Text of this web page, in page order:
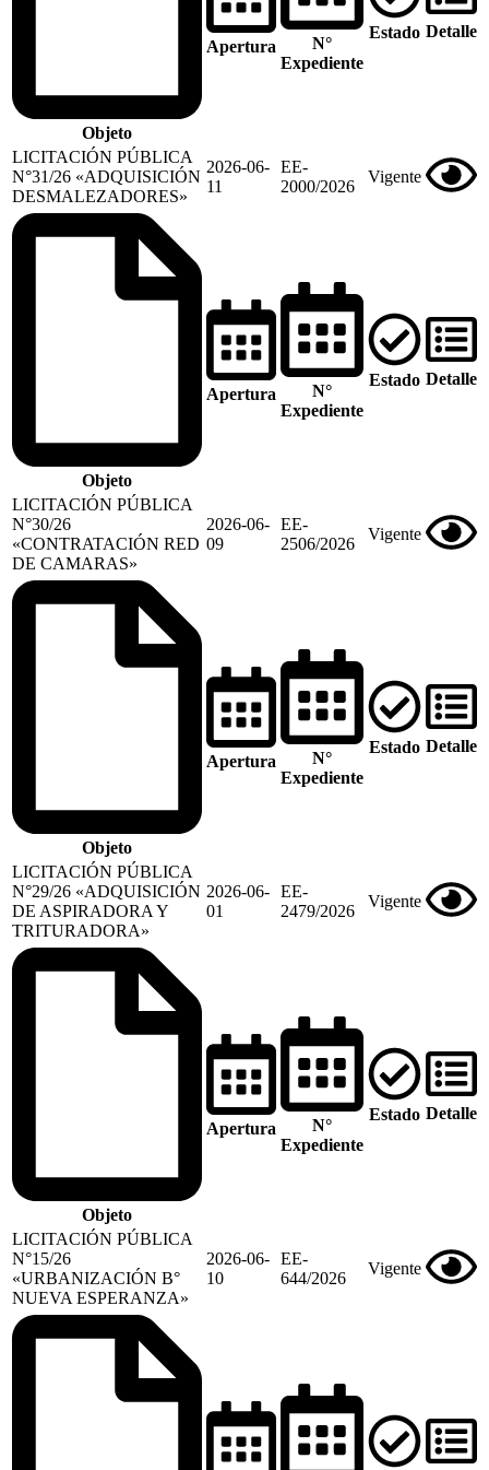
Objeto
Apertura
N°
Expediente
Estado Detalle
LICITACIÓN PÚBLICA
N°31/26 «ADQUISICIÓN
DESMALEZADORES»
2026-06-
11
EE-
2000/2026
Vigente
Objeto
Apertura
N°
Expediente
Estado Detalle
LICITACIÓN PÚBLICA
N°30/26
«CONTRATACIÓN RED
DE CAMARAS»
2026-06-
09
EE-
2506/2026
Vigente
Objeto
Apertura
N°
Expediente
Estado Detalle
LICITACIÓN PÚBLICA
N°29/26 «ADQUISICIÓN
DE ASPIRADORA Y
TRITURADORA»
2026-06-
01
EE-
2479/2026
Vigente
Objeto
Apertura
N°
Expediente
Estado Detalle
LICITACIÓN PÚBLICA
N°15/26
«URBANIZACIÓN B°
NUEVA ESPERANZA»
2026-06-
10
EE-
644/2026
Vigente